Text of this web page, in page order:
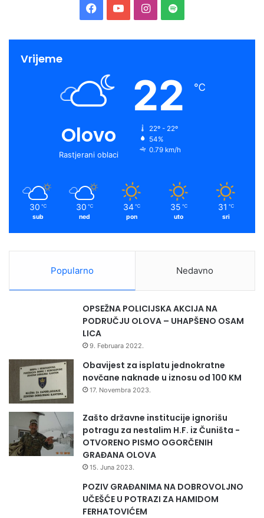
Facebook
YouTubeInstagram
Spotify
Vrijeme
Olovo
Rastjerani oblaci
22 ℃
22º - 22º
54%
0.79 km/h
30 ℃
sub
30 ℃
ned
34 ℃
pon
35 ℃
uto
31 ℃
sri
Popularno Nedavno
OPSEŽNA POLICIJSKA AKCIJA NA
PODRUČJU OLOVA – UHAPŠENO OSAM
LICA
9. Februara 2022.
Obavijest za isplatu jednokratne
novčane naknade u iznosu od 100 KM
17. Novembra 2023.
Zašto državne institucije ignorišu
potragu za nestalim H.F. iz Čuništa -
OTVORENO PISMO OGORČENIH
GRAĐANA OLOVA
15. Juna 2023.
POZIV GRAĐANIMA NA DOBROVOLJNO
UČEŠĆE U POTRAZI ZA HAMIDOM
FERHATOVIĆEM